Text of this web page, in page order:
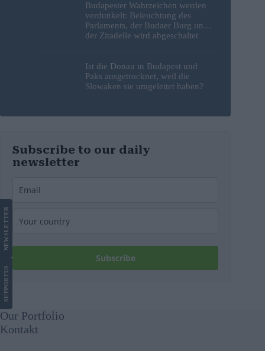
Budapester Wahrzeichen werden
verdunkelt: Beleuchtung des
Parlaments, der Budaer Burg und
der Zitadelle wird abgeschaltet
Ist die Donau in Budapest und
Paks ausgetrocknet, weil die
Slowaken sie umgeleitet haben?
Subscribe to our daily
newsletter
Subscribe
SUPPORT
US
NEWS
LETTER
Our Portfolio
Kontakt